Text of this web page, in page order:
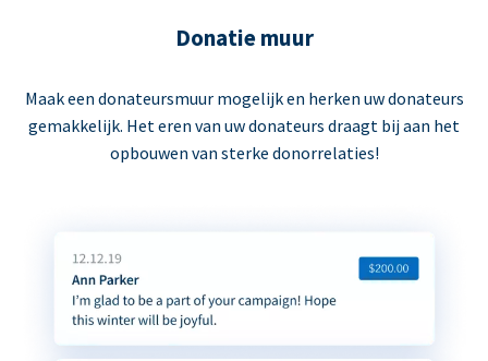
Donatie muur
Maak een donateursmuur mogelijk en herken uw donateurs
gemakkelijk. Het eren van uw donateurs draagt bij aan het
opbouwen van sterke donorrelaties!